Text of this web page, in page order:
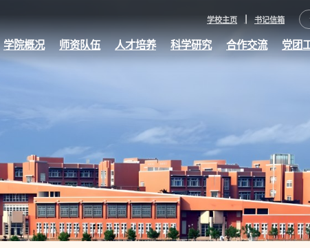
学校主页 书记信箱
学院概况 师资队伍 人才培养 科学研究 合作交流 党团